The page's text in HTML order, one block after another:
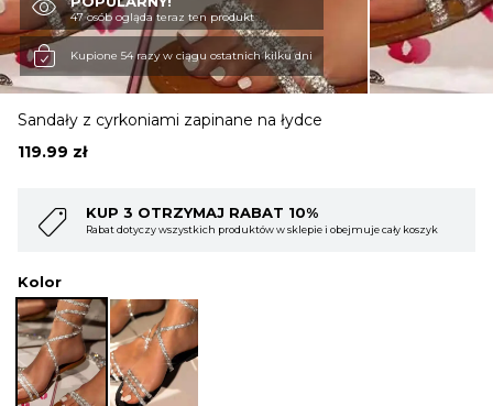
OBUWIE
BIELIZNA
SWETRY
OKRYCIA WIERZCHNIE
47 osób ogląda teraz ten produkt
Kupione 54 razy w ciągu ostatnich kilku dni
Sandały z cyrkoniami zapinane na łydce
119.99 zł
10%
w sklepie i obejmuje cały koszyk
KUP 4 OTRZYMAJ
Rabat dotyczy wszystkich produktów
Kolor